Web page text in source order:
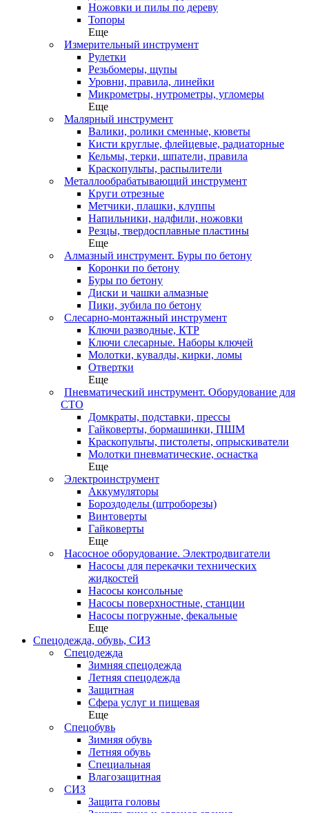
Ножовки и пилы по дереву
Топоры
Еще
Измерительный инструмент
Рулетки
Резьбомеры, щупы
Уровни, правила, линейки
Микрометры, нутрометры, угломеры
Еще
Малярный инструмент
Валики, ролики сменные, кюветы
Кисти круглые, флейцевые, радиаторные
Кельмы, терки, шпатели, правила
Краскопульты, распылители
Металлообрабатывающий инструмент
Круги отрезные
Метчики, плашки, клуппы
Напильники, надфили, ножовки
Резцы, твердосплавные пластины
Еще
Алмазный инструмент. Буры по бетону
Коронки по бетону
Буры по бетону
Диски и чашки алмазные
Пики, зубила по бетону
Слесарно-монтажный инструмент
Ключи разводные, КТР
Ключи слесарные. Наборы ключей
Молотки, кувалды, кирки, ломы
Отвертки
Еще
Пневматический инструмент. Оборудование для
СТО
Домкраты, подставки, прессы
Гайковерты, бормашинки, ПШМ
Краскопульты, пистолеты, опрыскиватели
Молотки пневматические, оснастка
Еще
Электроинструмент
Аккумуляторы
Бороздоделы (штроборезы)
Винтоверты
Гайковерты
Еще
Насосное оборудование. Электродвигатели
Насосы для перекачки технических
жидкостей
Насосы консольные
Насосы поверхностные, станции
Насосы погружные, фекальные
Еще
Спецодежда, обувь, СИЗ
Спецодежда
Зимняя спецодежда
Летняя спецодежда
Защитная
Сфера услуг и пищевая
Еще
Спецобувь
Зимняя обувь
Летняя обувь
Специальная
Влагозащитная
СИЗ
Защита головы